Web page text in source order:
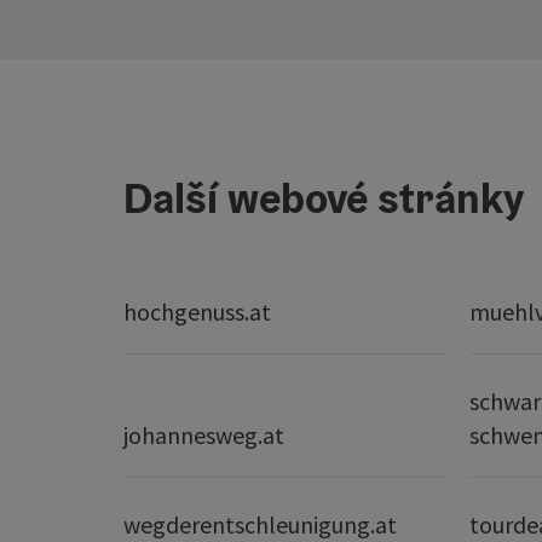
Další webové stránky
hochgenuss.at
johannesweg.at
wegderentschleunigung.at